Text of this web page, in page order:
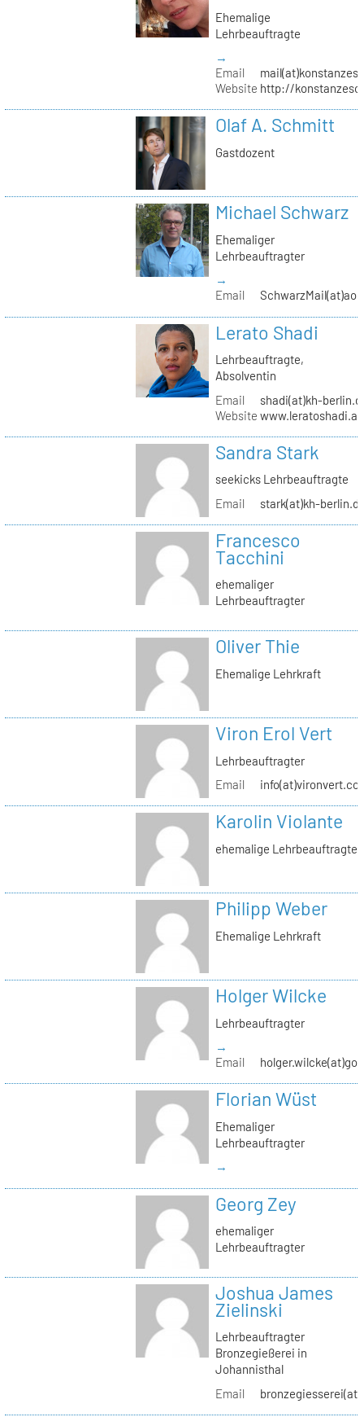
Ehemalige
Lehrbeauftragte
→
Email
Website http://
Olaf A. Schmitt
Gastdozent
Michael Schwarz
Ehemaliger
Lehrbeauftragter
→
Email
Lerato Shadi
Lehrbeauftragte,
Absolventin
Email
shadi(at)kh-
Website
Sandra Stark
seekicks Lehrbeauftragte
Email
stark(at)kh-
Francesco
Tacchini
ehemaliger
Lehrbeauftragter
Oliver Thie
Ehemalige Lehrkraft
Viron Erol Vert
Lehrbeauftragter
Email
Karolin Violante
ehemalige Lehrbeauftragte
Philipp Weber
Ehemalige Lehrkraft
Holger Wilcke
Lehrbeauftragter
→
Email
Florian Wüst
Ehemaliger
Lehrbeauftragter
→
Georg Zey
ehemaliger
Lehrbeauftragter
Joshua James
Zielinski
Lehrbeauftragter
Bronzegießerei in
Johannisthal
Email